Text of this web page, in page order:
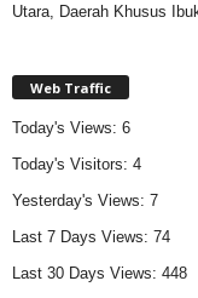
Utara, Daerah Khusus
Web Traffic
Today's Views: 6
Today's Visitors: 4
Yesterday's Views: 7
Last 7 Days Views: 74
Last 30 Days Views: 448